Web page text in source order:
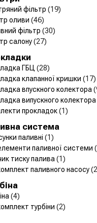
фільтр (19)
оливи (46)
фільтр (30)
салону(27)
ГБЦ (28)
клапанної кришки (17)
впускного колектора
випускного колектора
прокладок(1)
система
паливні (1)
елементи паливної системи
тиску палива (1)
паливного насосу
(4)
турбіни (2)